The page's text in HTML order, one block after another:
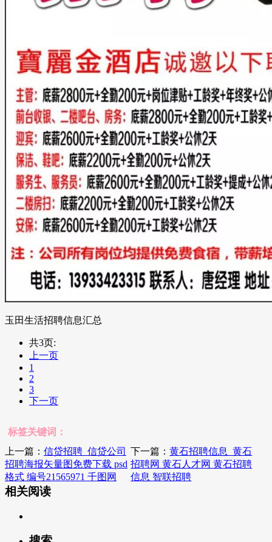
玉田生活招聘信息汇总
共3页:
上一页
1
2
3
下一页
标签关键词：
上一篇： 信贷招聘_信贷公司
招聘海报矢量图免费下载 psd
格式 编号21565971 千图网
下一篇：黄石招聘信息_黄石
招聘网 黄石人才网 黄石招聘
信息 智联招聘
相关阅读